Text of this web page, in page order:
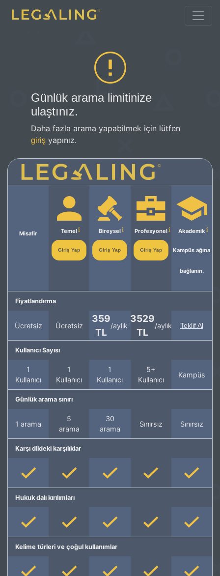
Günlük arama limitinize
ulaştınız.
Daha fazla arama yapabilmek için lütfen
giriş yapınız.
Misafir Temel
Giriş Yap
Bireysel
Giriş Yap
Profesyonel
Giriş Yap
Akademik
Kampüs ağına
bağlanın.
Fiyatlandırma
Ücretsiz Ücretsiz
359
TL
/aylık
3529
TL
/aylık Teklif Al
Kullanıcı Sayısı
1
Kullanıcı
1
Kullanıcı
1
Kullanıcı
5+
Kullanıcı
Kampüs
Günlük arama sınırı
1 arama
5
arama
30
arama
Sınırsız Sınırsız
Karşı dildeki karşılıklar
Hukuk dalı kırılımları
Kelime türleri ve çoğul kullanımlar